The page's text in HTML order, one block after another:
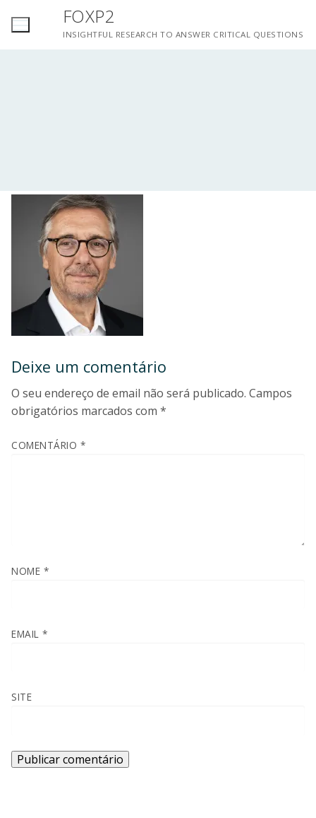
FOXP2
INSIGHTFUL RESEARCH TO ANSWER CRITICAL QUESTIONS
Deixe um comentário
O seu endereço de email não será publicado. Campos
obrigatórios marcados com *
COMENTÁRIO *
NOME *
EMAIL *
SITE